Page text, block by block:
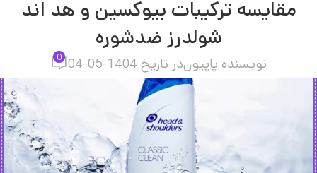
مقایسه ترکیبات بیوکسین و هد اند
شولدرز ضدشوره
نویسنده پاپیوندر تاریخ 1404-05-04 0